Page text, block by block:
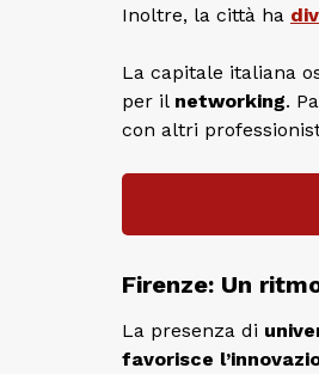
Inoltre, la città ha
La capitale italiana
per il networking.
con altri
Firenze: Un
La presenza di
favorisce